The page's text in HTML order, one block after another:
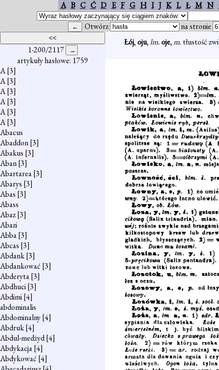
A B C Ć D E F G H I J K L Ł M N
Otwórz na stronie
1-200/2117
artykuły hasłowe: 1759
A[3]
A[3]
A[3]
A[3]
A[3]
A[3]
Abacus
Abaddon[3]
Abakus [3]
Aban[3]
Abartarea[3]
Abarys [3]
Abas [3]
Abass
Abaz[3]
Abazi
Abba[3]
Abcas [3]
Abdank[3]
Abdankować [3]
Abderyta[3]
Abdhuci[3]
Abdimi[4]
abdominalis
Abdominalny[4]
Abdruk[4]
Abdul-medżyd[4]
Abdykacja[4]
Abdykować [4]
Łój,oju,lm.oje,m. tłustość